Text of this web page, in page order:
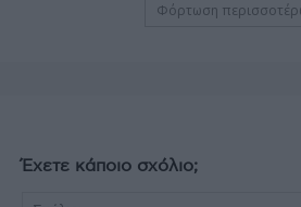
Φόρτωση
Έχετε κάποιο σχόλιο;